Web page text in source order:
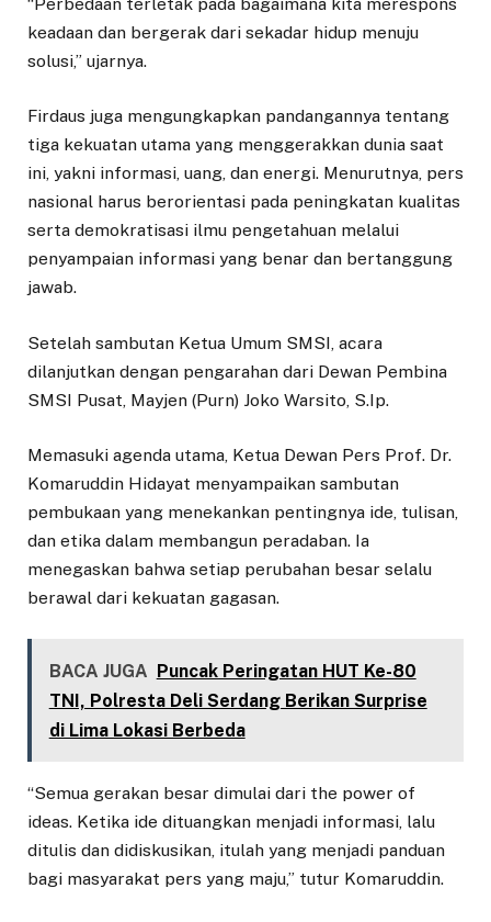
keadaan dan bergerak dari sekadar hidup menuju
solusi,” ujarnya.
Firdaus juga mengungkapkan pandangannya tentang
tiga kekuatan utama yang menggerakkan dunia saat
ini, yakni informasi, uang, dan energi. Menurutnya, pers
nasional harus berorientasi pada peningkatan kualitas
serta demokratisasi ilmu pengetahuan melalui
penyampaian informasi yang benar dan bertanggung
jawab.
Setelah sambutan Ketua Umum SMSI, acara
dilanjutkan dengan pengarahan dari Dewan Pembina
SMSI Pusat, Mayjen (Purn) Joko Warsito, S.Ip.
Memasuki agenda utama, Ketua Dewan Pers Prof. Dr.
Komaruddin Hidayat menyampaikan sambutan
pembukaan yang menekankan pentingnya ide, tulisan,
dan etika dalam membangun peradaban. Ia
menegaskan bahwa setiap perubahan besar selalu
berawal dari kekuatan gagasan.
BACA JUGA Puncak Peringatan HUT Ke-80
TNI, Polresta Deli Serdang Berikan Surprise
di Lima Lokasi Berbeda
“Semua gerakan besar dimulai dari the power of
ideas. Ketika ide dituangkan menjadi informasi, lalu
ditulis dan didiskusikan, itulah yang menjadi panduan
bagi masyarakat pers yang maju,” tutur Komaruddin.